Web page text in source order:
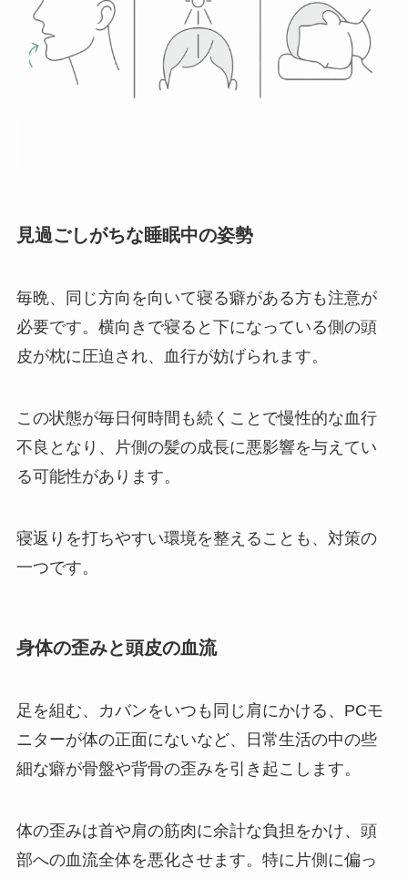
見過ごしがちな睡眠中の姿勢
毎晩、同じ方向を向いて寝る癖がある方も注意が
必要です。横向きで寝ると下になっている側の頭
皮が枕に圧迫され、血行が妨げられます。
この状態が毎日何時間も続くことで慢性的な血行
不良となり、片側の髪の成長に悪影響を与えてい
る可能性があります。
寝返りを打ちやすい環境を整えることも、対策の
一つです。
身体の歪みと頭皮の血流
足を組む、カバンをいつも同じ肩にかける、PCモ
ニターが体の正面にないなど、日常生活の中の些
細な癖が骨盤や背骨の歪みを引き起こします。
体の歪みは首や肩の筋肉に余計な負担をかけ、頭
部への血流全体を悪化させます。特に片側に偏っ